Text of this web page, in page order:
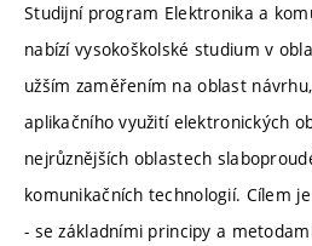
Studijní program Elektronika a
nabízí vysokoškolské studium v
užším zaměřením na oblast
aplikačního využití elektronických
nejrůznějších oblastech
komunikačních technologií. Cílem
- se základními principy a